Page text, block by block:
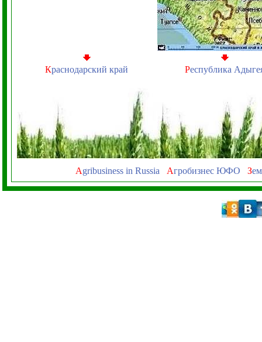
Краснодарский край Республика
Agribusiness in Russia Агробизнес ЮФО З